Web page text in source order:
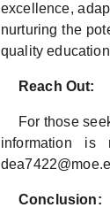
excellence,
nurturing the
quality
Reach Out:
For those
information is
Conclusion: